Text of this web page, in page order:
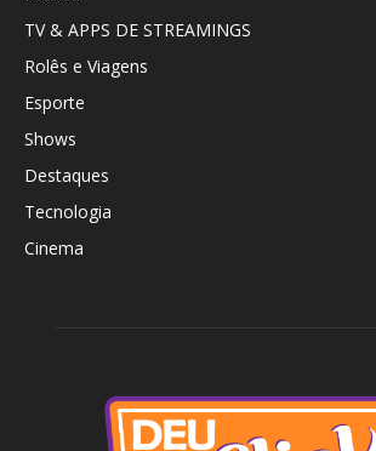
TV & APPS DE STREAMINGS
Rolês e Viagens
Esporte
Shows
Destaques
Tecnologia
Cinema